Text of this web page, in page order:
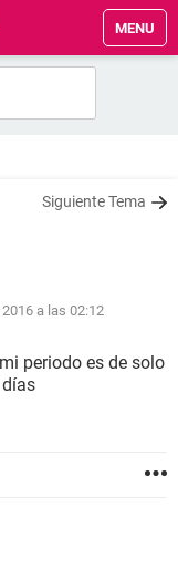
MENU
Siguiente Tema
a las 02:12
periodo es de solo